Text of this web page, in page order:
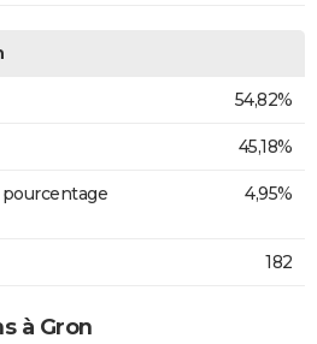
54,82%
45,18%
4,95%
182
à Gron